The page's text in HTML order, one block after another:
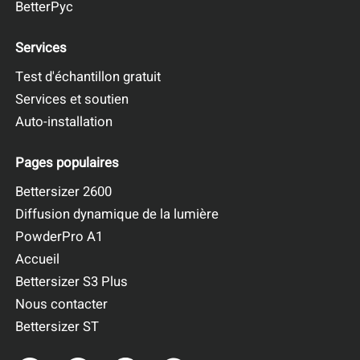
Figure 2. Distribution de la taille des particules de trois
Tableau 1. Valeurs typiques de la taille des particules des
échantillons de graphite.
BetterPyc
Services
Test d'échantillon gratuit
Services et soutien
Auto-installation
Pages populaires
Bettersizer 2600
Diffusion dynamique de la lumière
PowderPro A1
Accueil
Bettersizer S3 Plus
Nous contacter
Bettersizer ST